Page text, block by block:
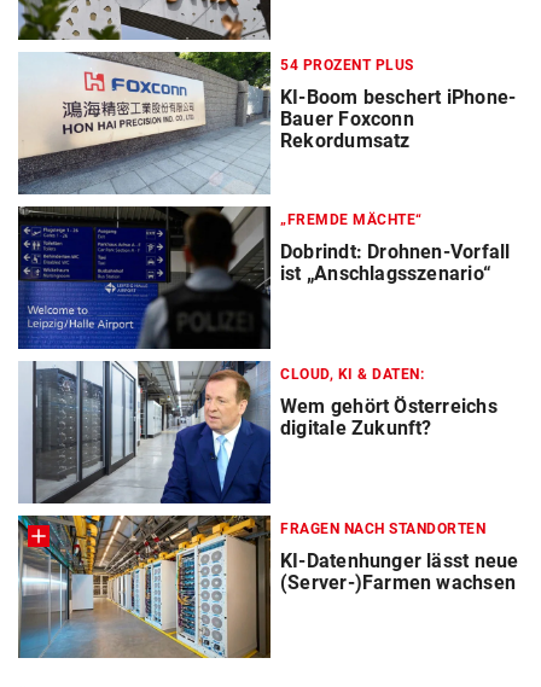
54 PROZENT PLUS
KI-Boom beschert iPhone-
Bauer Foxconn
Rekordumsatz
„FREMDE MÄCHTE“
Dobrindt: Drohnen-Vorfall
ist „Anschlagsszenario“
CLOUD, KI & DATEN:
Wem gehört Österreichs
digitale Zukunft?
FRAGEN NACH STANDORTEN
KI-Datenhunger lässt neue
(Server-)Farmen wachsen